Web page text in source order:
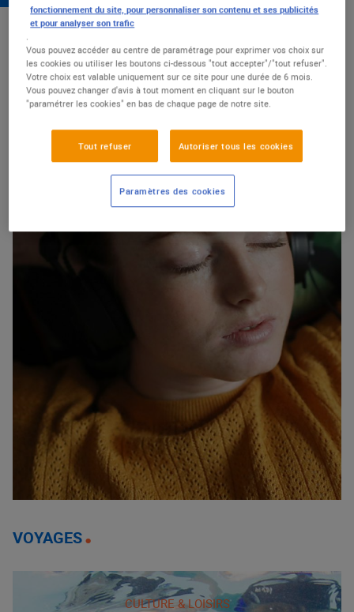
CULTURE
CULTURE & LOISIRS
Faire plus de place à la
Culture
Découvrir
VOYAGES
CULTURE & LOISIRS
fonctionnement du site, pour personnaliser son contenu et ses publicités
et pour analyser son trafic
Vous pouvez accéder au centre de paramétrage pour exprimer vos choix sur
les cookies ou utiliser les boutons ci-dessous "tout accepter"/"tout refuser".
Votre choix est valable uniquement sur ce site pour une durée de 6 mois.
Vous pouvez changer d'avis à tout moment en cliquant sur le bouton
"paramétrer les cookies" en bas de chaque page de notre site.
Tout refuser Autoriser tous les cookies
Paramètres des cookies